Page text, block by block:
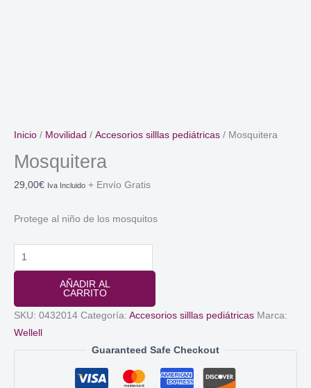
Inicio / Movilidad / Accesorios silllas pediátricas / Mosquitera
Mosquitera
29,00€ Iva Incluido + Envío Gratis
Protege al niño de los mosquitos
Mosquitera
cantidad
AÑADIR AL
CARRITO
SKU: 0432014 Categoría: Accesorios silllas pediátricas Marca:
Wellell
Guaranteed Safe Checkout